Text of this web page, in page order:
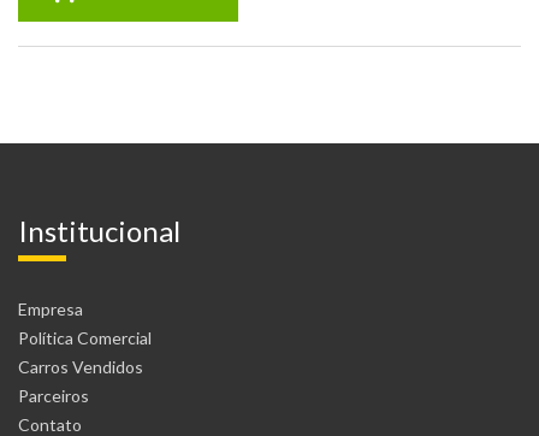
Institucional
Empresa
Política Comercial
Carros Vendidos
Parceiros
Contato